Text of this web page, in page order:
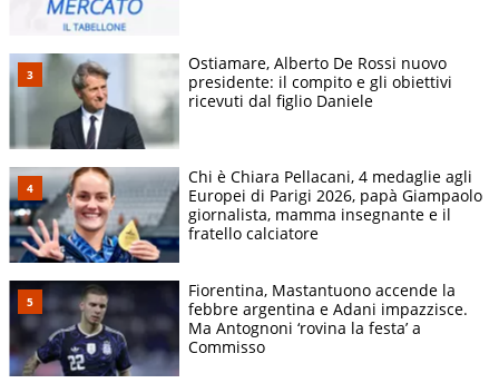
Ostiamare, Alberto De Rossi nuovo
presidente: il compito e gli obiettivi
ricevuti dal figlio Daniele
Chi è Chiara Pellacani, 4 medaglie agli
Europei di Parigi 2026, papà Giampaolo
giornalista, mamma insegnante e il
fratello calciatore
Fiorentina, Mastantuono accende la
febbre argentina e Adani impazzisce.
Ma Antognoni ‘rovina la festa’ a
Commisso